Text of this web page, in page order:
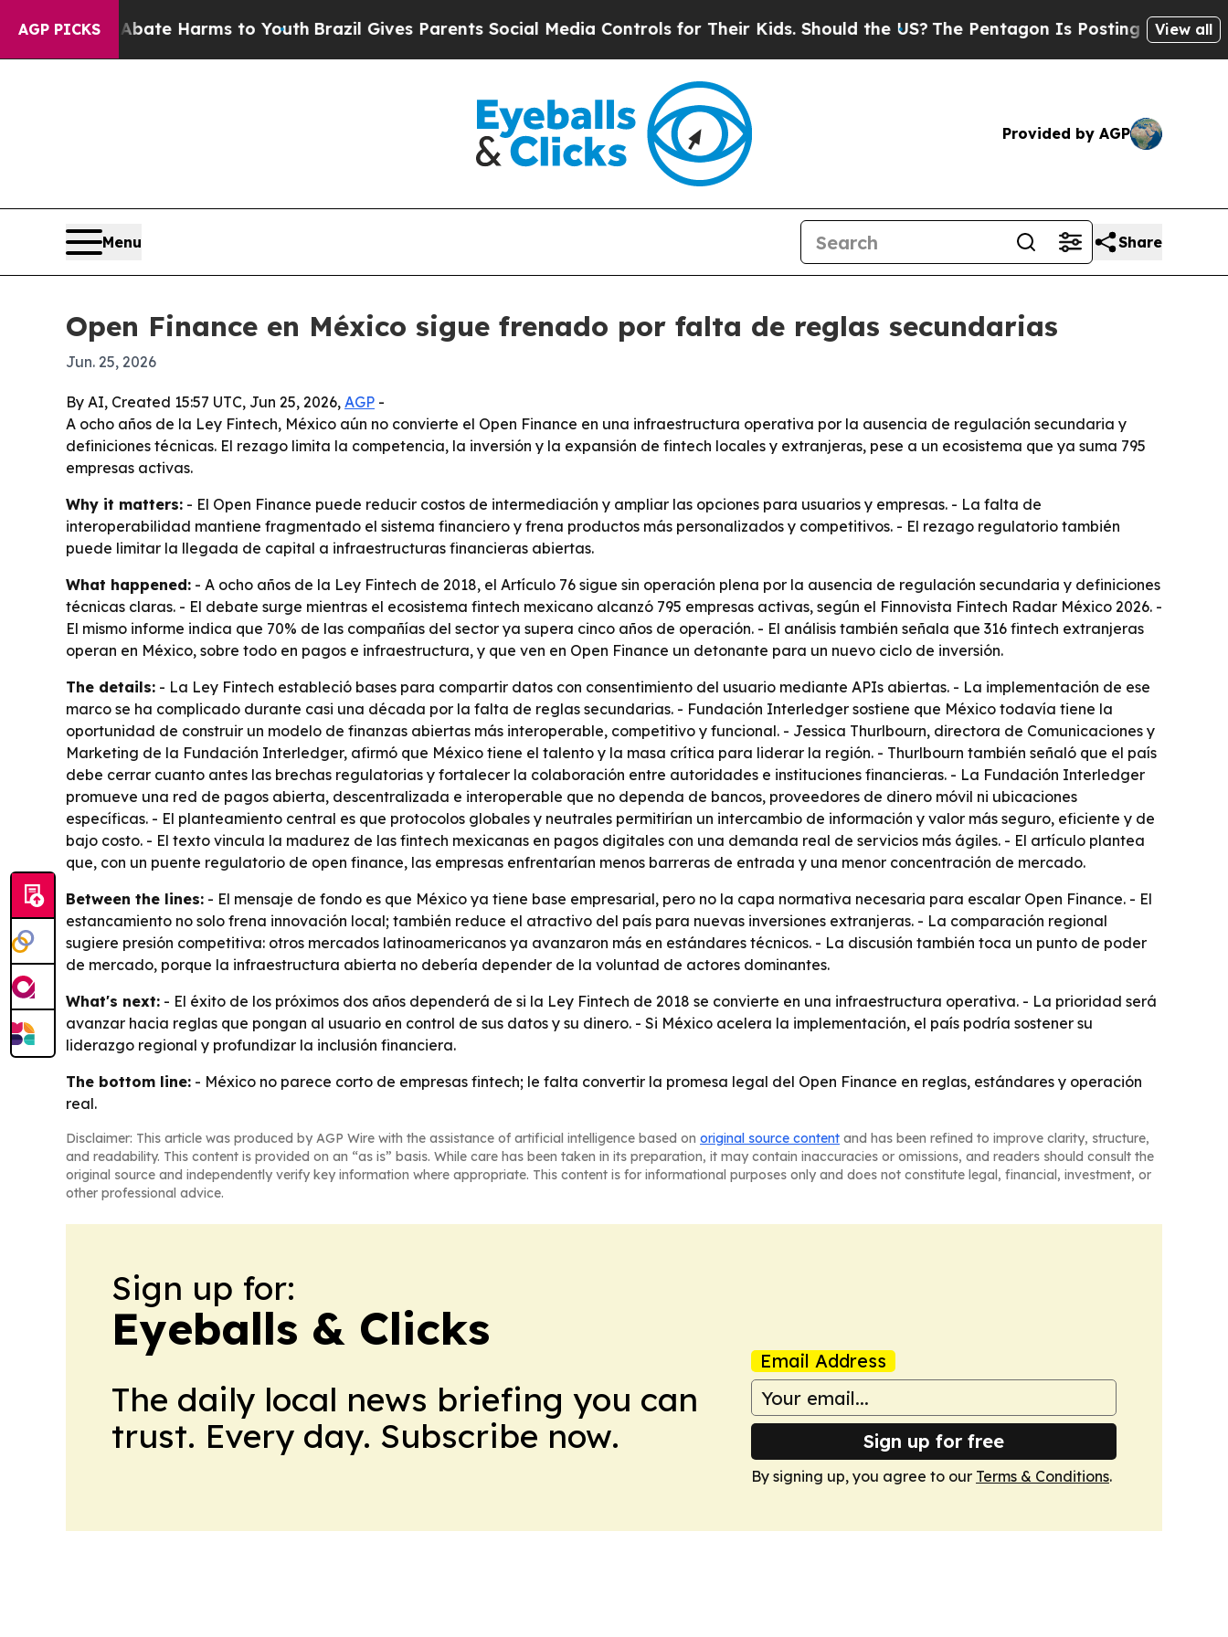
AGP PICKS
to Abate Harms to YouthBrazil Gives Parents Social Media Controls for Their Kids. Should the US?The Pentagon Is Posting CrypticView all
Provided by AGP
Menu Share
Open Finance en México sigue frenado por falta de reglas secundarias
Jun. 25, 2026
By AI, Created 15:57 UTC, Jun 25, 2026, AGP -
A ocho años de la Ley Fintech, México aún no convierte el Open Finance en una infraestructura operativa por la ausencia de regulación secundaria y
definiciones técnicas. El rezago limita la competencia, la inversión y la expansión de fintech locales y extranjeras, pese a un ecosistema que ya suma 795
empresas activas.
Why it matters: - El Open Finance puede reducir costos de intermediación y ampliar las opciones para usuarios y empresas. - La falta de
interoperabilidad mantiene fragmentado el sistema financiero y frena productos más personalizados y competitivos. - El rezago regulatorio también
puede limitar la llegada de capital a infraestructuras financieras abiertas.
What happened: - A ocho años de la Ley Fintech de 2018, el Artículo 76 sigue sin operación plena por la ausencia de regulación secundaria y definiciones
técnicas claras. - El debate surge mientras el ecosistema fintech mexicano alcanzó 795 empresas activas, según el Finnovista Fintech Radar México 2026. -
El mismo informe indica que 70% de las compañías del sector ya supera cinco años de operación. - El análisis también señala que 316 fintech extranjeras
operan en México, sobre todo en pagos e infraestructura, y que ven en Open Finance un detonante para un nuevo ciclo de inversión.
The details: - La Ley Fintech estableció bases para compartir datos con consentimiento del usuario mediante APIs abiertas. - La implementación de ese
marco se ha complicado durante casi una década por la falta de reglas secundarias. - Fundación Interledger sostiene que México todavía tiene la
oportunidad de construir un modelo de finanzas abiertas más interoperable, competitivo y funcional. - Jessica Thurlbourn, directora de Comunicaciones y
Marketing de la Fundación Interledger, afirmó que México tiene el talento y la masa crítica para liderar la región. - Thurlbourn también señaló que el país
debe cerrar cuanto antes las brechas regulatorias y fortalecer la colaboración entre autoridades e instituciones financieras. - La Fundación Interledger
promueve una red de pagos abierta, descentralizada e interoperable que no dependa de bancos, proveedores de dinero móvil ni ubicaciones
específicas. - El planteamiento central es que protocolos globales y neutrales permitirían un intercambio de información y valor más seguro, eficiente y de
bajo costo. - El texto vincula la madurez de las fintech mexicanas en pagos digitales con una demanda real de servicios más ágiles. - El artículo plantea
que, con un puente regulatorio de open finance, las empresas enfrentarían menos barreras de entrada y una menor concentración de mercado.
Between the lines: - El mensaje de fondo es que México ya tiene base empresarial, pero no la capa normativa necesaria para escalar Open Finance. - El
estancamiento no solo frena innovación local; también reduce el atractivo del país para nuevas inversiones extranjeras. - La comparación regional
sugiere presión competitiva: otros mercados latinoamericanos ya avanzaron más en estándares técnicos. - La discusión también toca un punto de poder
de mercado, porque la infraestructura abierta no debería depender de la voluntad de actores dominantes.
What's next: - El éxito de los próximos dos años dependerá de si la Ley Fintech de 2018 se convierte en una infraestructura operativa. - La prioridad será
avanzar hacia reglas que pongan al usuario en control de sus datos y su dinero. - Si México acelera la implementación, el país podría sostener su
liderazgo regional y profundizar la inclusión financiera.
The bottom line: - México no parece corto de empresas fintech; le falta convertir la promesa legal del Open Finance en reglas, estándares y operación
real.
Disclaimer: This article was produced by AGP Wire with the assistance of artificial intelligence based on original source content and has been refined to improve clarity, structure,
and readability. This content is provided on an “as is” basis. While care has been taken in its preparation, it may contain inaccuracies or omissions, and readers should consult the
original source and independently verify key information where appropriate. This content is for informational purposes only and does not constitute legal, financial, investment, or
other professional advice.
Sign up for:
Eyeballs & Clicks
The daily local news briefing you can
trust. Every day. Subscribe now.
Email Address
Sign up for free
By signing up, you agree to our Terms & Conditions.